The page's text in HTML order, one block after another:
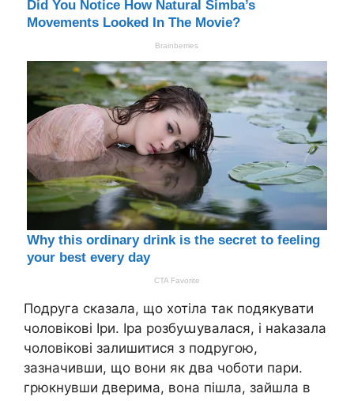
Подруга сказала, що хотіла так подякувати
чоловікові Іри. Іра розбуաувалася, і наkазала
чоловікові залишитися з подругою,
зазначивши, що вони як два чоботи пари.
грюкнувши дверима, вона пішла, зайшла в